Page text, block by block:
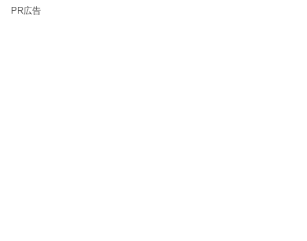
PR広告